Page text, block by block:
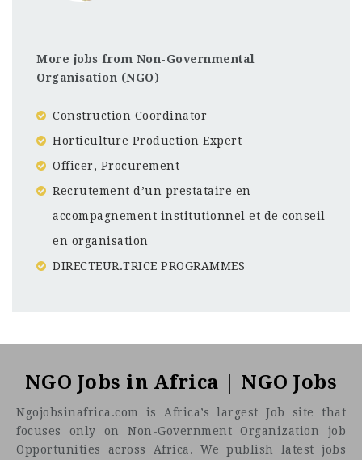
More jobs from Non-Governmental
Organisation (NGO)
Construction Coordinator
Horticulture Production Expert
Officer, Procurement
Recrutement d’un prestataire en
accompagnement institutionnel et de conseil
en organisation
DIRECTEUR.TRICE PROGRAMMES
NGO Jobs in Africa | NGO Jobs
Ngojobsinafrica.com is Africa’s largest Job site that
focuses only on Non-Government Organization job
Opportunities across Africa. We publish latest jobs